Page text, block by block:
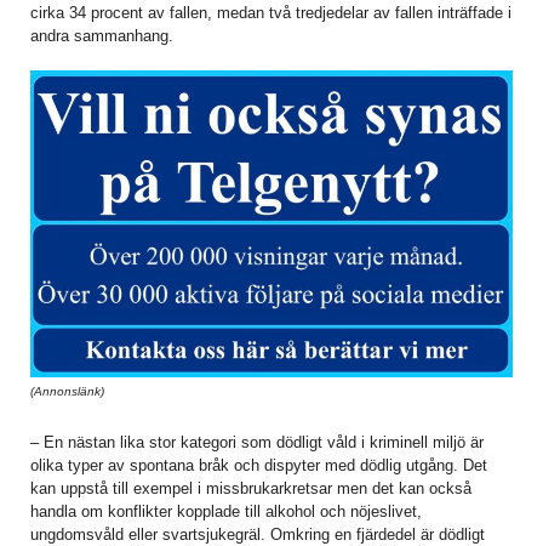
cirka 34 procent av fallen, medan två tredjedelar av fallen inträffade i
andra sammanhang.
(Annonslänk)
– En nästan lika stor kategori som dödligt våld i kriminell miljö är
olika typer av spontana bråk och dispyter med dödlig utgång. Det
kan uppstå till exempel i missbrukarkretsar men det kan också
handla om konflikter kopplade till alkohol och nöjeslivet,
ungdomsvåld eller svartsjukegräl. Omkring en fjärdedel är dödligt